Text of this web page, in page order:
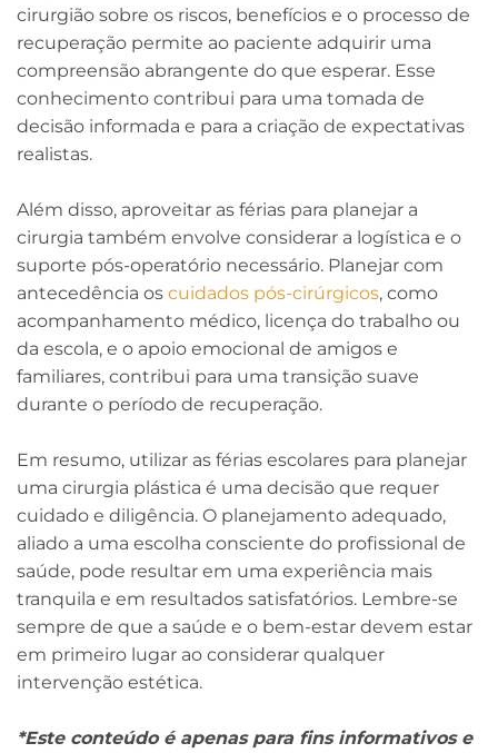
cirurgião sobre os riscos, benefícios e o processo de
recuperação permite ao paciente adquirir uma
compreensão abrangente do que esperar. Esse
conhecimento contribui para uma tomada de
decisão informada e para a criação de expectativas
realistas.
Além disso, aproveitar as férias para planejar a
cirurgia também envolve considerar a logística e o
suporte pós-operatório necessário. Planejar com
antecedência os cuidados pós-cirúrgicos, como
acompanhamento médico, licença do trabalho ou
da escola, e o apoio emocional de amigos e
familiares, contribui para uma transição suave
durante o período de recuperação.
Em resumo, utilizar as férias escolares para planejar
uma cirurgia plástica é uma decisão que requer
cuidado e diligência. O planejamento adequado,
aliado a uma escolha consciente do profissional de
saúde, pode resultar em uma experiência mais
tranquila e em resultados satisfatórios. Lembre-se
sempre de que a saúde e o bem-estar devem estar
em primeiro lugar ao considerar qualquer
intervenção estética.
*Este conteúdo é apenas para fins informativos e